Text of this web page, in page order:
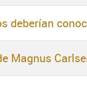
deberían
Magnus